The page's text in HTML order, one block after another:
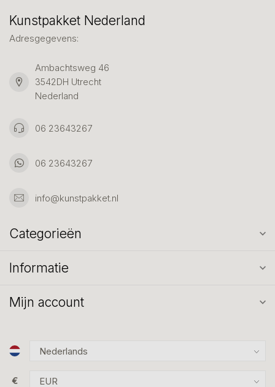
Kunstpakket Nederland
Adresgegevens:
Ambachtsweg 46
3542DH Utrecht
Nederland
06 23643267
06 23643267
info@kunstpakket.nl
Categorieën
Informatie
Mijn account
€